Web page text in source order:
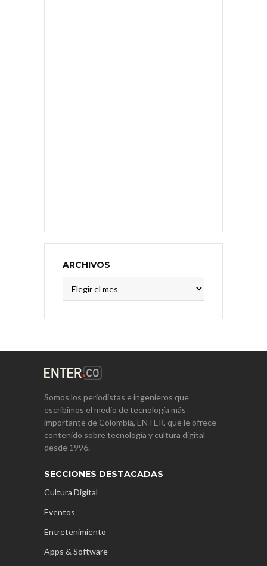
ARCHIVOS
Somos los periodistas e ingenieros que
escribimos el medio de tecnología más
importante de Colombia, ENTER, que le ofrece
contenido sobre tecnología y cultura digital
desde 1996.
SECCIONES DESTACADAS
Cultura Digital
Eventos
Entretenimiento
Apps & Software